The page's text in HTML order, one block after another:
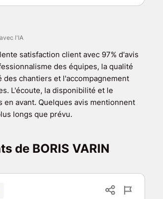
l'IA
satisfaction client avec 97% d'avis
des équipes, la qualité
chantiers et l'accompagnement
L'écoute, la disponibilité et le
avant. Quelques avis mentionnent
longs que prévu.
de BORIS VARIN